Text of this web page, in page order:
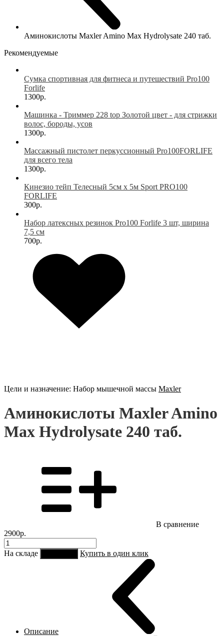
Аминокислоты Maxler Amino Max Hydrolysate 240 таб.
Рекомендуемые
Сумка спортивная для фитнеса и путешествий Pro100
Forlife
1300р.
Машинка - Триммер 228 top Золотой цвет - для стрижки
волос, бороды, усов
1300р.
Массажный пистолет перкуссионный Pro100FORLIFE
для всего тела
1300р.
Кинезио тейп Телесный 5см х 5м Sport PRO100
FORLIFE
300р.
Набор латексных резинок Pro100 Forlife 3 шт, ширина
7,5 см
700р.
Цели и назначение: Набор мышечной массы Maxler
Аминокислоты Maxler Amino
Max Hydrolysate 240 таб.
В сравнение
2900р.
На складе Купить в один клик
Описание